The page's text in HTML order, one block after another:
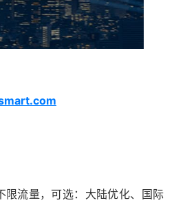
限流量，可选：大陆优化、国际